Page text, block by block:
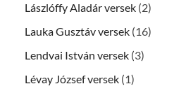
Lászlóffy Aladár versek (2)
Lauka Gusztáv versek (16)
Lendvai István versek (3)
Lévay József versek (1)